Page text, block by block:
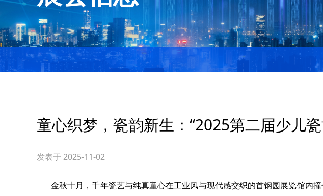
童心织梦，瓷韵新生：“2025第二届少儿
发表于 2025-11-02
金秋十月，千年瓷艺与纯真童心在工业风与现代感交织的首钢园展览馆内撞